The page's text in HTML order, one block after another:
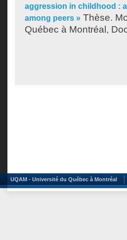
aggression in childhood :
among peers » Thèse.
Québec à Montréal,
UQAM - Université du Québec à Montréal